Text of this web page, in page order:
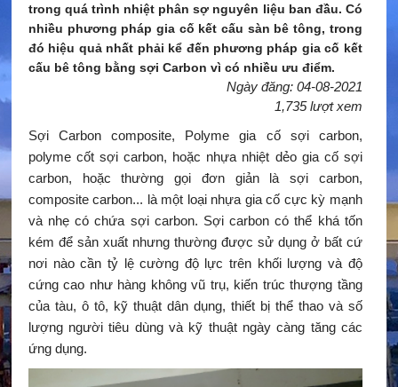
trong quá trình nhiệt phân sợ nguyên liệu ban đầu. Có
nhiều phương pháp gia cố kết cấu sàn bê tông, trong
đó hiệu quả nhất phải kể đến phương pháp gia cố kết
cấu bê tông bằng sợi Carbon vì có nhiều ưu điểm.
Ngày đăng: 04-08-2021
1,735 lượt xem
Sợi Carbon composite, Polyme gia cố sợi carbon,
polyme cốt sợi carbon, hoặc nhựa nhiệt dẻo gia cố sợi
carbon, hoặc thường gọi đơn giản là sợi carbon,
composite carbon... là một loại nhựa gia cố cực kỳ mạnh
và nhẹ có chứa sợi carbon. Sợi carbon có thể khá tốn
kém để sản xuất nhưng thường được sử dụng ở bất cứ
nơi nào cần tỷ lệ cường độ lực trên khối lượng và độ
cứng cao như hàng không vũ trụ, kiến trúc thượng tầng
của tàu, ô tô, kỹ thuật dân dụng, thiết bị thể thao và số
lượng người tiêu dùng và kỹ thuật ngày càng tăng các
ứng dụng.